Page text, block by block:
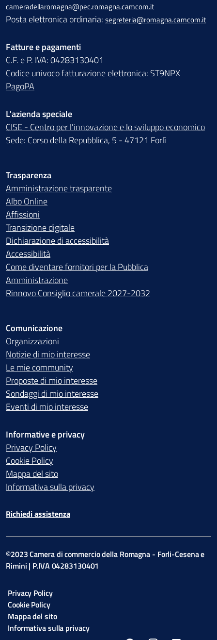
cameradellaromagna@pec.romagna.camcom.it
Posta elettronica ordinaria: segreteria@romagna.camcom.it
Fatture e pagamenti
C.F. e P. IVA: 04283130401
Codice univoco fatturazione elettronica: ST9NPX
PagoPA
L'azienda speciale
CISE - Centro per l'innovazione e lo sviluppo economico
Sede: Corso della Repubblica, 5 - 47121 Forlì
Trasparenza
Amministrazione trasparente
Albo Online
Affissioni
Transizione digitale
Dichiarazione di accessibilità
Accessibilità
Come diventare fornitori per la Pubblica
Amministrazione
Rinnovo Consiglio camerale 2027-2032
Comunicazione
Organizzazioni
Notizie di mio interesse
Le mie community
Proposte di mio interesse
Sondaggi di mio interesse
Eventi di mio interesse
Informative e privacy
Privacy Policy
Cookie Policy
Mappa del sito
Informativa sulla privacy
Richiedi assistenza
©2023 Camera di commercio della Romagna - Forli-Cesena e
Rimini | P.IVA 04283130401
Privacy Policy
Cookie Policy
Mappa del sito
Informativa sulla privacy